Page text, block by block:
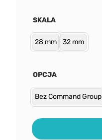
SKALA
28 mm 32 mm
OPCJA
Bez Command Group